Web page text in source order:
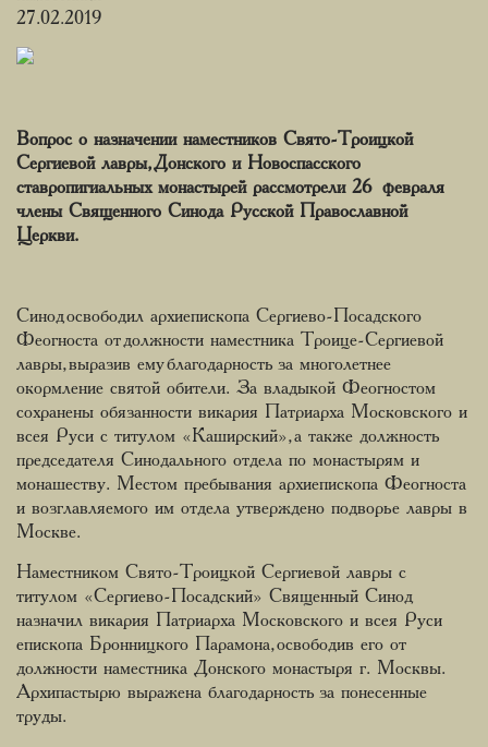
27.02.2019
Вопрос о назначении наместников Свято-Троицкой
Сергиевой лавры, Донского и Новоспасского
ставропигиальных монастырей рассмотрели 26 февраля
члены Священного Синода Русской Православной
Церкви.
Синод освободил архиепископа Сергиево-Посадского
Феогноста от должности наместника Троице-Сергиевой
лавры, выразив ему благодарность за многолетнее
окормление святой обители. За владыкой Феогностом
сохранены обязанности викария Патриарха Московского и
всея Руси с титулом «Каширский», а также должность
председателя Синодального отдела по монастырям и
монашеству. Местом пребывания архиепископа Феогноста
и возглавляемого им отдела утверждено подворье лавры в
Москве.
Наместником Свято-Троицкой Сергиевой лавры с
титулом «Сергиево-Посадский» Священный Синод
назначил викария Патриарха Московского и всея Руси
епископа Бронницкого Парамона, освободив его от
должности наместника Донского монастыря г. Москвы.
Архипастырю выражена благодарность за понесенные
труды.